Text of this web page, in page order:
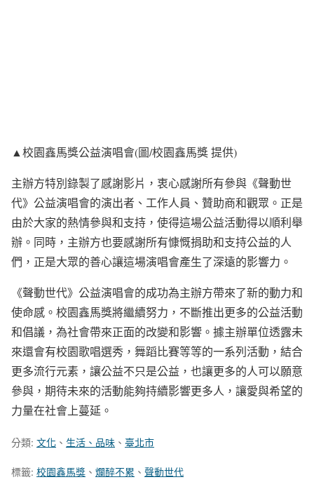
▲校園鑫馬獎公益演唱會(圖/校園鑫馬獎 提供)
主辦方特別錄製了感謝影片，衷心感謝所有參與《聲動世
代》公益演唱會的演出者、工作人員、贊助商和觀眾。正是
由於大家的熱情參與和支持，使得這場公益活動得以順利舉
辦。同時，主辦方也要感謝所有慷慨捐助和支持公益的人
們，正是大眾的善心讓這場演唱會產生了深遠的影響力。
《聲動世代》公益演唱會的成功為主辦方帶來了新的動力和
使命感。校園鑫馬獎將繼續努力，不斷推出更多的公益活動
和倡議，為社會帶來正面的改變和影響。據主辦單位透露未
來還會有校園歌唱選秀，舞蹈比賽等等的一系列活動，結合
更多流行元素，讓公益不只是公益，也讓更多的人可以願意
參與，期待未來的活動能夠持續影響更多人，讓愛與希望的
力量在社會上蔓延。
分類: 文化 、 生活、品味 、 臺北市
標籤: 校園鑫馬獎 、 爛醉不累 、 聲動世代